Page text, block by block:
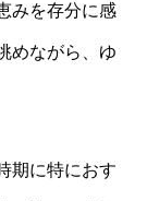
みを存分に感
めながら、ゆ
期に特におす